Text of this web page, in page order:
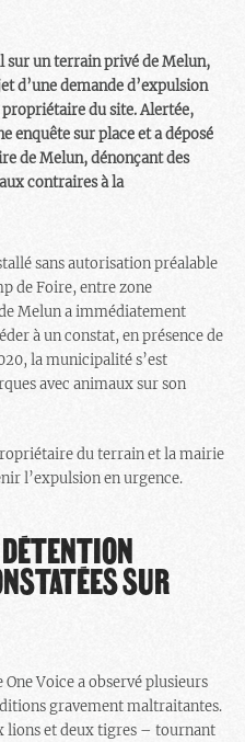
un terrain privé de Melun,
d’une demande d’expulsion
du site. Alertée,
enquête sur place et a déposé
de Melun, dénonçant des
contraires à la
sans autorisation préalable
de Foire, entre zone
Melun a immédiatement
à un constat, en présence de
la municipalité s’est
avec animaux sur son
du terrain et la mairie
l’expulsion en urgence.
SUR
Voice a observé plusieurs
gravement maltraitantes.
lions et deux tigres – tournant